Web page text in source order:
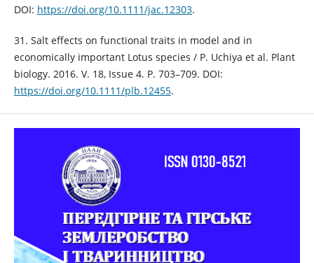
DOI: https://doi.org/10.1111/jac.12303.
31. Salt effects on functional traits in model and in
economically important Lotus species / P. Uchiya et al. Plant
biology. 2016. V. 18, Issue 4. P. 703–709. DOI:
https://doi.org/10.1111/plb.12455.